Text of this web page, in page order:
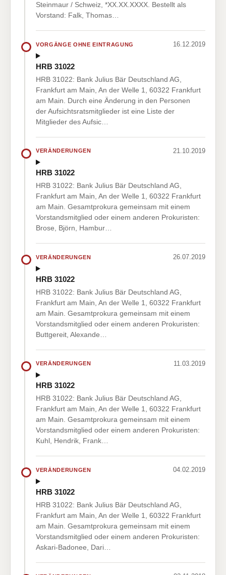
Steinmaur / Schweiz, *XX.XX.XXXX. Bestellt als
Vorstand: Falk, Thomas…
VORGÄNGE OHNE EINTRAGUNG 16.12.2019
HRB 31022
HRB 31022: Bank Julius Bär Deutschland AG,
Frankfurt am Main, An der Welle 1, 60322 Frankfurt
am Main. Durch eine Änderung in den Personen
der Aufsichtsratsmitglieder ist eine Liste der
Mitglieder des Aufsic…
VERÄNDERUNGEN 21.10.2019
HRB 31022
HRB 31022: Bank Julius Bär Deutschland AG,
Frankfurt am Main, An der Welle 1, 60322 Frankfurt
am Main. Gesamtprokura gemeinsam mit einem
Vorstandsmitglied oder einem anderen Prokuristen:
Brose, Björn, Hambur…
VERÄNDERUNGEN 26.07.2019
HRB 31022
HRB 31022: Bank Julius Bär Deutschland AG,
Frankfurt am Main, An der Welle 1, 60322 Frankfurt
am Main. Gesamtprokura gemeinsam mit einem
Vorstandsmitglied oder einem anderen Prokuristen:
Buttgereit, Alexande…
VERÄNDERUNGEN 11.03.2019
HRB 31022
HRB 31022: Bank Julius Bär Deutschland AG,
Frankfurt am Main, An der Welle 1, 60322 Frankfurt
am Main. Gesamtprokura gemeinsam mit einem
Vorstandsmitglied oder einem anderen Prokuristen:
Kuhl, Hendrik, Frank…
VERÄNDERUNGEN 04.02.2019
HRB 31022
HRB 31022: Bank Julius Bär Deutschland AG,
Frankfurt am Main, An der Welle 1, 60322 Frankfurt
am Main. Gesamtprokura gemeinsam mit einem
Vorstandsmitglied oder einem anderen Prokuristen:
Askari-Badonee, Dari…